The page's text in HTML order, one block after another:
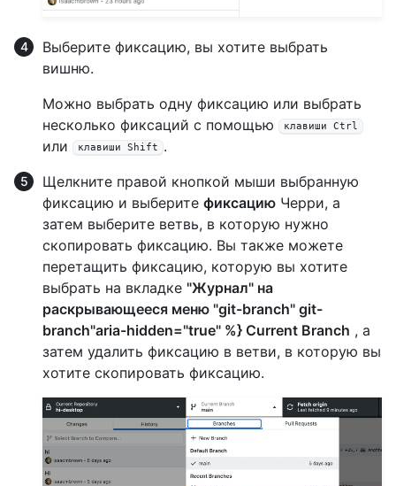
Выберите фиксацию, вы хотите выбрать
вишню.
Можно выбрать одну фиксацию или выбрать
несколько фиксаций с помощью
клавиши Ctrl
или клавиши Shift
.
Щелкните правой кнопкой мыши выбранную
фиксацию и выберите фиксацию Черри, а
затем выберите ветвь, в которую нужно
скопировать фиксацию. Вы также можете
перетащить фиксацию, которую вы хотите
выбрать на вкладке "Журнал" на
раскрывающееся меню "git-branch" git-
branch"aria-hidden="true" %} Current Branch , а
затем удалить фиксацию в ветви, в которую вы
хотите скопировать фиксацию.